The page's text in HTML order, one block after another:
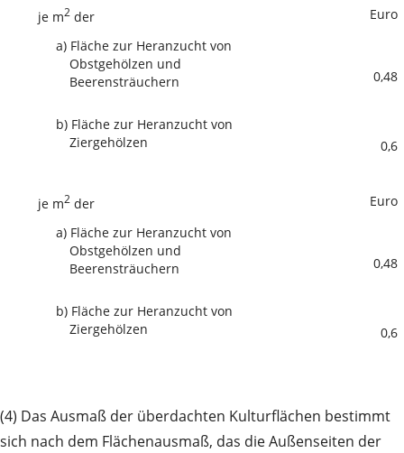
je m2 der
Euro
a) Fläche zur Heranzucht von
Obstgehölzen und
Beerensträuchern
0,48
b) Fläche zur Heranzucht von
Ziergehölzen
0,6
je m2 der
Euro
a) Fläche zur Heranzucht von
Obstgehölzen und
Beerensträuchern
0,48
b) Fläche zur Heranzucht von
Ziergehölzen
0,6
(4) Das Ausmaß der überdachten Kulturflächen bestimmt
sich nach dem Flächenausmaß, das die Außenseiten der